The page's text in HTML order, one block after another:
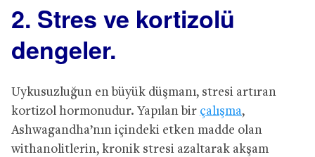
2. Stres ve kortizolü
dengeler.
Uykusuzluğun en büyük düşmanı, stresi artıran
kortizol hormonudur. Yapılan bir çalışma,
Ashwagandha’nın içindeki etken madde olan
withanolitlerin, kronik stresi azaltarak akşam